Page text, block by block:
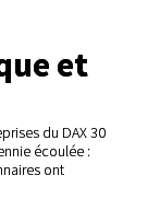
et
du DAX 30
écoulée :
ont